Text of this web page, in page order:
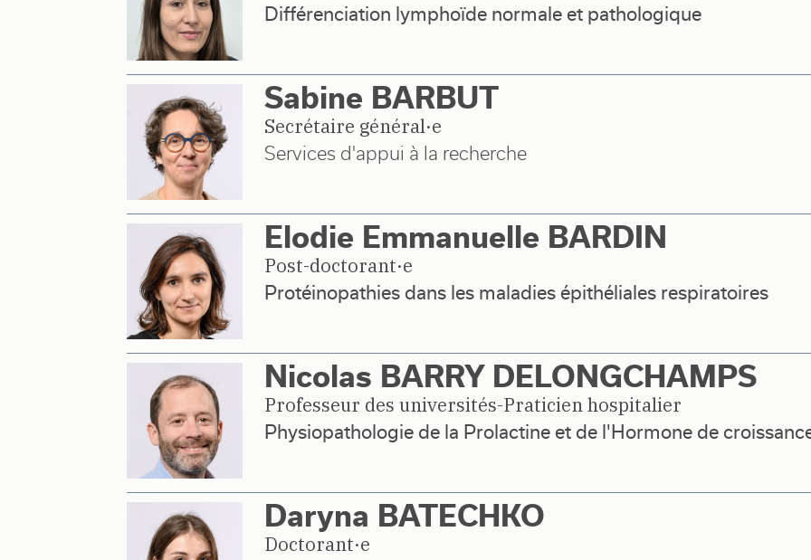
Différenciation lymphoïde normale et pathologique
Sabine BARBUT
Secrétaire général·e
Services d'appui à la recherche
Elodie Emmanuelle BARDIN
Post-doctorant·e
Protéinopathies dans les maladies épithéliales respiratoires
Nicolas BARRY DELONGCHAMPS
Professeur des universités-Praticien hospitalier
Physiopathologie de la Prolactine et de l'Hormone de
Daryna BATECHKO
Doctorant·e